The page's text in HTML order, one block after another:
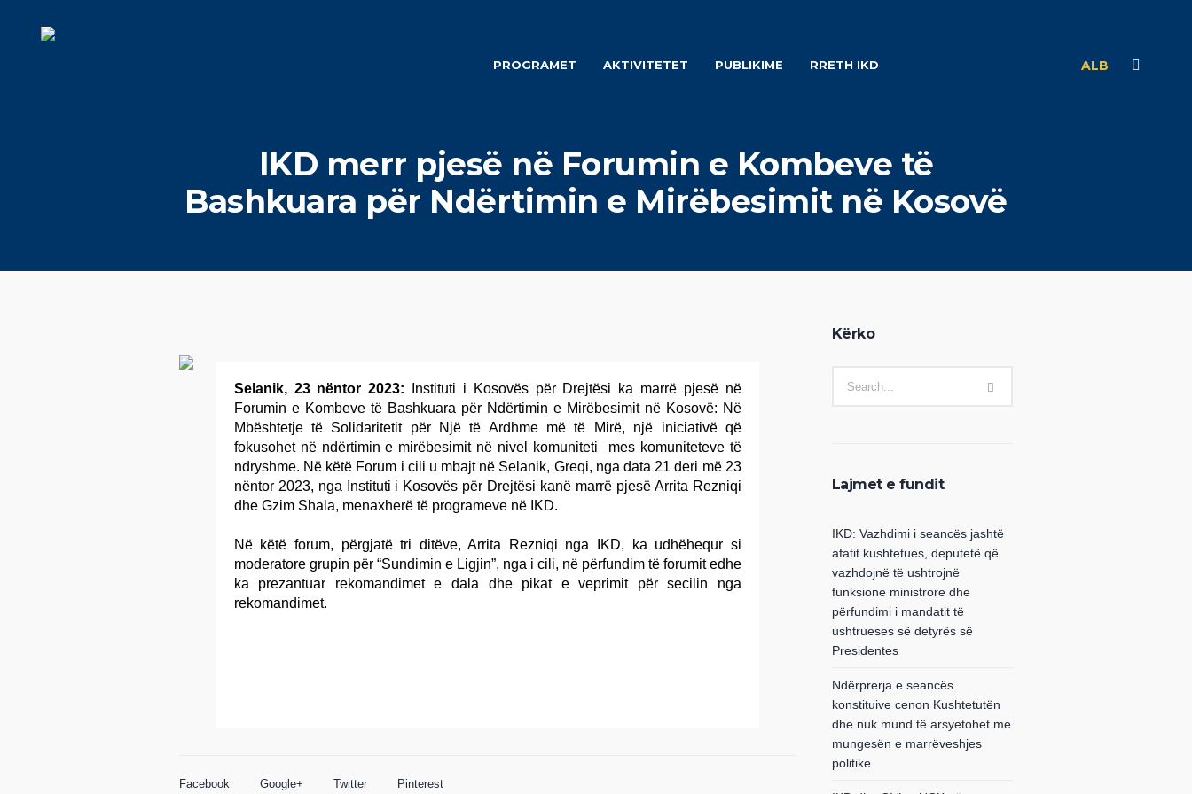
PROGRAMET AKTIVITETET PUBLIKIME RRETH IKD ALB
IKD merr pjesë në Forumin e Kombeve të
Bashkuara për Ndërtimin e Mirëbesimit në Kosovë
Selanik, 23 nëntor 2023: Instituti i Kosovës për Drejtësi ka marrë pjesë në
Forumin e Kombeve të Bashkuara për Ndërtimin e Mirëbesimit në Kosovë: Në
Mbështetje të Solidaritetit për Një të Ardhme më të Mirë, një iniciativë që
fokusohet në ndërtimin e mirëbesimit në nivel komuniteti mes komuniteteve të
ndryshme. Në këtë Forum i cili u mbajt në Selanik, Greqi, nga data 21 deri më 23
nëntor 2023, nga Instituti i Kosovës për Drejtësi kanë marrë pjesë Arrita Rezniqi
dhe Gzim Shala, menaxherë të programeve në IKD.
Në këtë forum, përgjatë tri ditëve, Arrita Rezniqi nga IKD, ka udhëhequr si
moderatore grupin për “Sundimin e Ligjin”, nga i cili, në përfundim të forumit edhe
ka prezantuar rekomandimet e dala dhe pikat e veprimit për secilin nga
rekomandimet.
Facebook Google+ Twitter Pinterest
Kërko
Lajmet e fundit
IKD: Vazhdimi i seancës jashtë
afatit kushtetues, deputetë që
vazhdojnë të ushtrojnë
funksione ministrore dhe
përfundimi i mandatit të
ushtrueses së detyrës së
Presidentes
Ndërprerja e seancës
konstituive cenon Kushtetutën
dhe nuk mund të arsyetohet me
mungesën e marrëveshjes
politike